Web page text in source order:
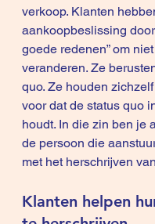
verkoop. Klanten
aankoopbeslissing
goede redenen” om
veranderen. Ze
quo. Ze houden
voor dat de status quo
houdt. In die zin ben je
de persoon die
met het herschrijven
Klanten helpen